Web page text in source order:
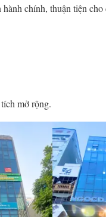
hành chính, thuận tiện
mở rộng.